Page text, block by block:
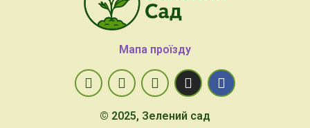
Мапа проїзду
© 2025, Зелений сад